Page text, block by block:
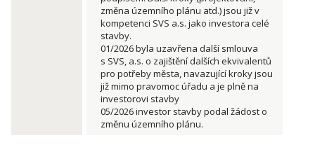
změna územního plánu atd.) jsou již v
kompetenci SVS a.s. jako investora celé
stavby.
01/2026 byla uzavřena další smlouva
s SVS, a.s. o zajištění dalších ekvivalentů
pro potřeby města, navazující kroky jsou
již mimo pravomoc úřadu a je plně na
investorovi stavby
05/2026 investor stavby podal žádost o
změnu územního plánu.